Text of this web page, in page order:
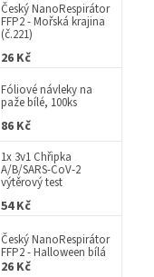
Český NanoRespirátor
FFP2 - Mořská krajina
(č.221)
26 Kč
Fóliové návleky na
paže bílé, 100ks
86 Kč
1x 3v1 Chřipka
A/B/SARS-CoV-2
výtěrový test
54 Kč
Český NanoRespirátor
FFP2 - Halloween bílá
26 Kč